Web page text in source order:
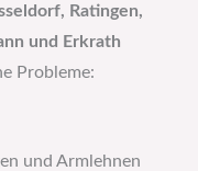
Ratingen,
und Erkrath
Probleme:
und Armlehnen